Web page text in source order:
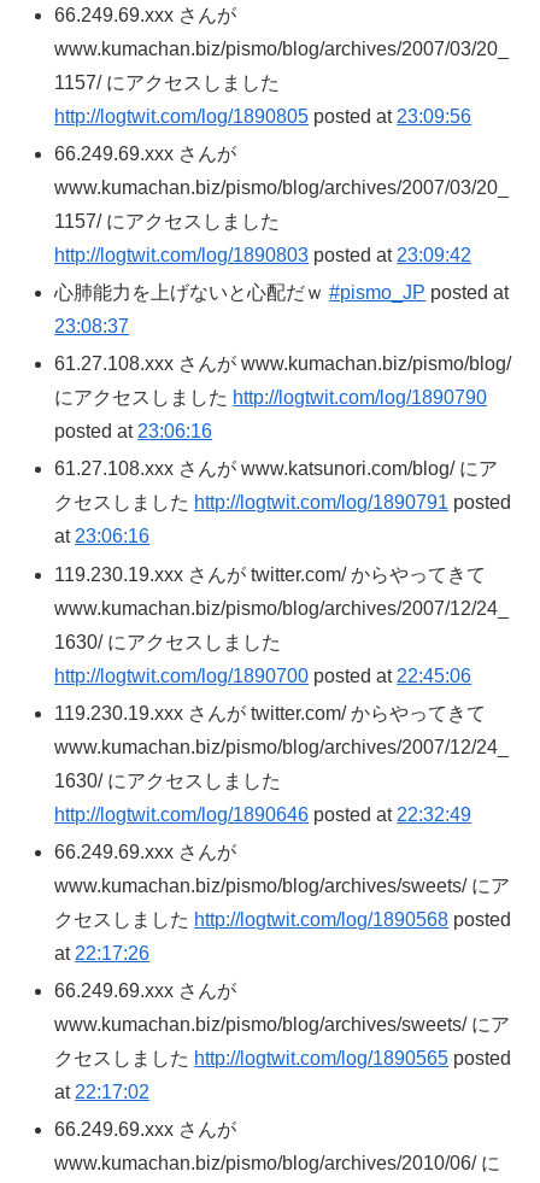
66.249.69.xxx さんが
www.kumachan.biz/pismo/blog/archives/2007/03/20_
1157/ にアクセスしました
http://logtwit.com/log/1890805 posted at 23:09:56
66.249.69.xxx さんが
www.kumachan.biz/pismo/blog/archives/2007/03/20_
1157/ にアクセスしました
http://logtwit.com/log/1890803 posted at 23:09:42
心肺能力を上げないと心配だｗ#pismo_JP posted at
23:08:37
61.27.108.xxx さんが www.kumachan.biz/pismo/blog/
にアクセスしました http://logtwit.com/log/1890790
posted at 23:06:16
61.27.108.xxx さんが www.katsunori.com/blog/ にア
クセスしました http://logtwit.com/log/1890791 posted
at 23:06:16
119.230.19.xxx さんが twitter.com/ からやってきて
www.kumachan.biz/pismo/blog/archives/2007/12/24_
1630/ にアクセスしました
http://logtwit.com/log/1890700 posted at 22:45:06
119.230.19.xxx さんが twitter.com/ からやってきて
www.kumachan.biz/pismo/blog/archives/2007/12/24_
1630/ にアクセスしました
http://logtwit.com/log/1890646 posted at 22:32:49
66.249.69.xxx さんが
www.kumachan.biz/pismo/blog/archives/sweets/ にア
クセスしました http://logtwit.com/log/1890568 posted
at 22:17:26
66.249.69.xxx さんが
www.kumachan.biz/pismo/blog/archives/sweets/ にア
クセスしました http://logtwit.com/log/1890565 posted
at 22:17:02
66.249.69.xxx さんが
www.kumachan.biz/pismo/blog/archives/2010/06/ に